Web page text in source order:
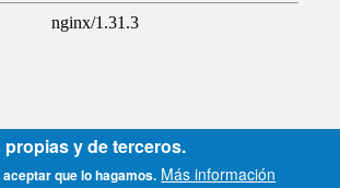
permanente.
y de terceros.
que lo hagamos. Más información